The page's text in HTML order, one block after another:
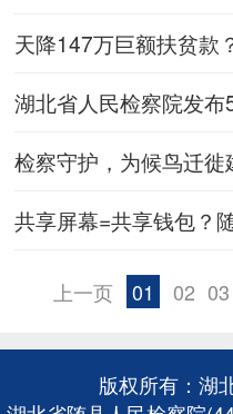
天降147万巨额扶贫款
湖北省人民检察院发
检察守护，为候鸟迁徙
共享屏幕=共享钱包？
上一页 01 02 03
版权所有：湖